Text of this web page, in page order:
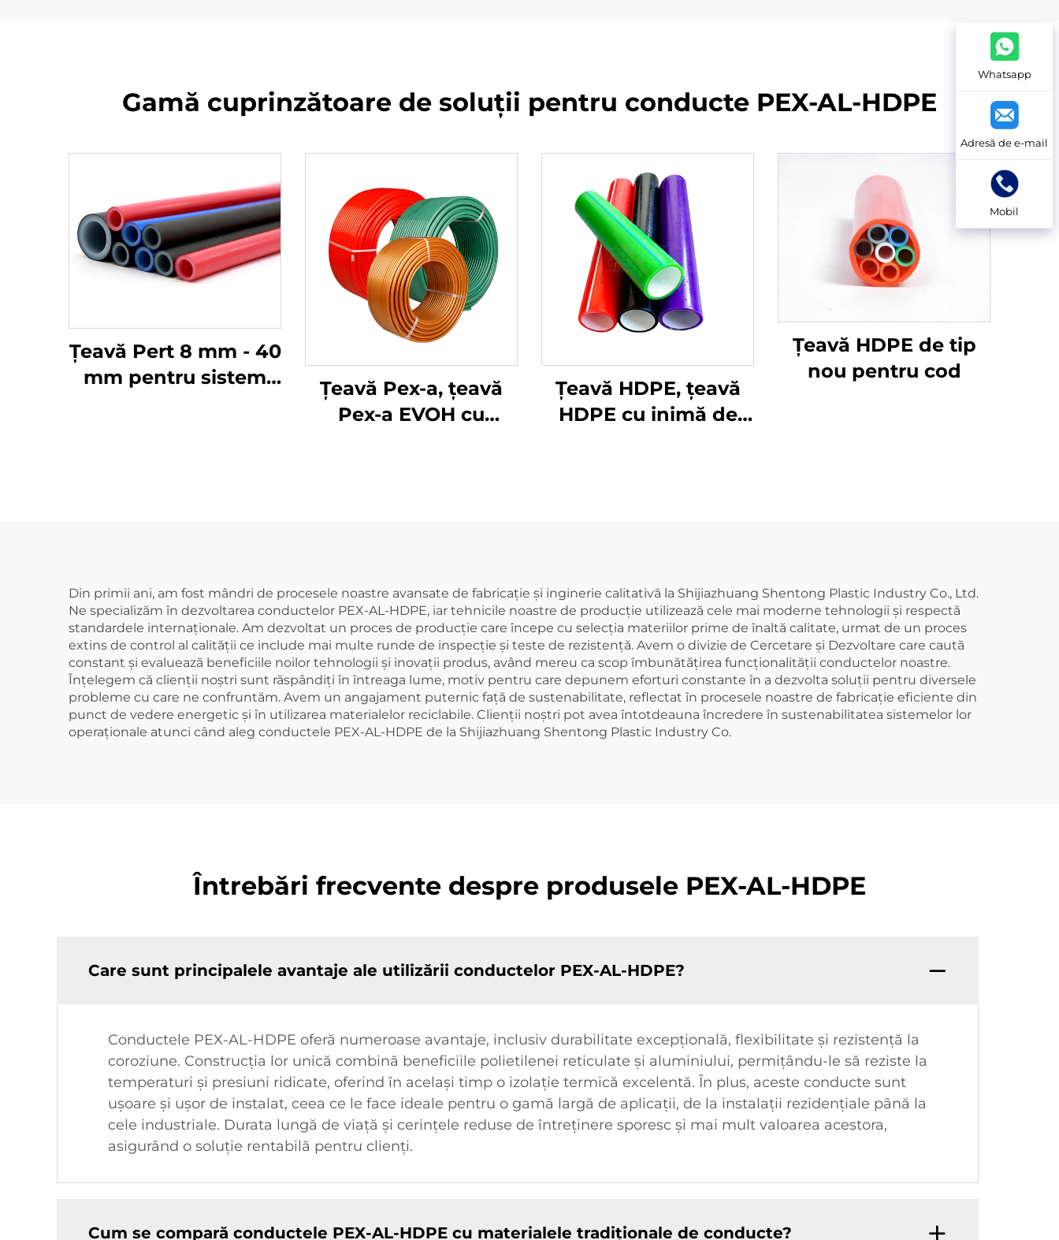
Gamă cuprinzătoare de soluții pentru conducte PEX-AL-HDPE
Țeavă Pert 8 mm - 40
mm pentru sistem
Țeavă Pex-a, țeavă
Pex-a EVOH cu
Țeavă HDPE, țeavă
HDPE cu inimă de
Țeavă HDPE de tip
nou pentru cod
Din primii ani, am fost mândri de procesele noastre avansate de fabricație și inginerie calitativă la Shijiazhuang Shentong Plastic Industry Co., Ltd.
Ne specializăm în dezvoltarea conductelor PEX-AL-HDPE, iar tehnicile noastre de producție utilizează cele mai moderne tehnologii și respectă
standardele internaționale. Am dezvoltat un proces de producție care începe cu selecția materiilor prime de înaltă calitate, urmat de un proces
extins de control al calității ce include mai multe runde de inspecție și teste de rezistență. Avem o divizie de Cercetare și Dezvoltare care caută
constant și evaluează beneficiile noilor tehnologii și inovații produs, având mereu ca scop îmbunătățirea funcționalității conductelor noastre.
Înțelegem că clienții noștri sunt răspândiți în întreaga lume, motiv pentru care depunem eforturi constante în a dezvolta soluții pentru diversele
probleme cu care ne confruntăm. Avem un angajament puternic față de sustenabilitate, reflectat în procesele noastre de fabricație eficiente din
punct de vedere energetic și în utilizarea materialelor reciclabile. Clienții noștri pot avea întotdeauna încredere în sustenabilitatea sistemelor lor
operaționale atunci când aleg conductele PEX-AL-HDPE de la Shijiazhuang Shentong Plastic Industry Co.
Întrebări frecvente despre produsele PEX-AL-HDPE
Care sunt principalele avantaje ale utilizării conductelor PEX-AL-HDPE?
Conductele PEX-AL-HDPE oferă numeroase avantaje, inclusiv durabilitate excepțională, flexibilitate și rezistență la
coroziune. Construcția lor unică combină beneficiile polietilenei reticulate și aluminiului, permițându-le să reziste la
temperaturi și presiuni ridicate, oferind în același timp o izolație termică excelentă. În plus, aceste conducte sunt
ușoare și ușor de instalat, ceea ce le face ideale pentru o gamă largă de aplicații, de la instalații rezidențiale până la
cele industriale. Durata lungă de viață și cerințele reduse de întreținere sporesc și mai mult valoarea acestora,
asigurând o soluție rentabilă pentru clienți.
Cum se compară conductele PEX-AL-HDPE cu materialele tradiționale de conducte?
Whatsapp
Adresă de e-mail
Mobil